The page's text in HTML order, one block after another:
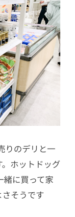
りのデリと一
ホットドッグ
緒に買って家
そうです